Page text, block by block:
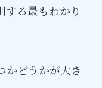
る最もわかり
かどうかが大き